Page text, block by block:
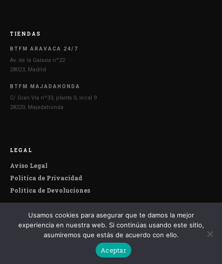
TIENDAS
BTFM ARAVACA 24/7
Av. de la Galaxia nº22
28023, Madrid
BTFM MAJADAHONDA
C/ Gran Vía nº33, planta 0, local 9
28220, Majadahonda
LEGAL
Aviso Legal
Política de Privacidad
Política de Devoluciones
© 2026 Botefumeiro. Todos los derechos reservados.
Usamos cookies para asegurar que te damos la mejor
experiencia en nuestra web. Si continúas usando este sitio,
asumiremos que estás de acuerdo con ello.
Aceptar